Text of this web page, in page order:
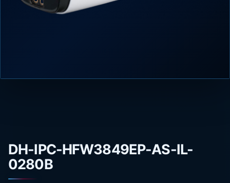
DH-IPC-HFW3849EP-AS-IL-
0280B